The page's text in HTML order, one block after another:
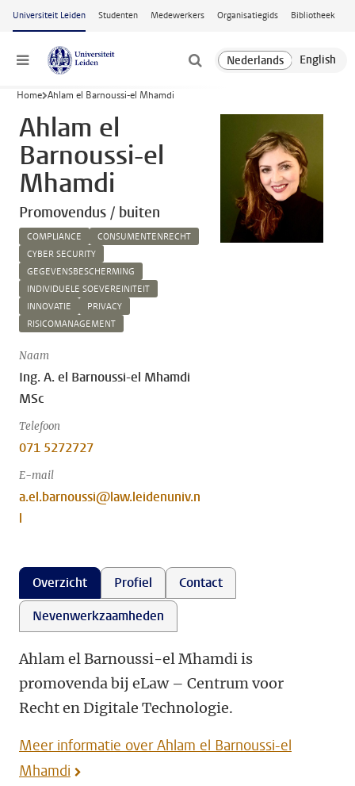
Ga naar hoofdinhoud
Universiteit Leiden Studenten Medewerkers Organisatiegids Bibliotheek
Menu
Home Ahlam el Barnoussi-el Mhamdi
Ahlam el
Barnoussi-el
Mhamdi
Promovendus / buiten
COMPLIANCE
CONSUMENTENRECHT
CYBER SECURITY
GEGEVENSBESCHERMING
INDIVIDUELE SOEVEREINITEIT
INNOVATIE
PRIVACY
RISICOMANAGEMENT
Naam
Ing. A. el Barnoussi-el Mhamdi
MSc
Telefoon
071 5272727
E-mail
a.el.barnoussi@law.leidenuniv.n
l
Overzicht Profiel
Contact
Nevenwerkzaamheden
Ahlam el Barnoussi-el Mhamdi is
promovenda bij eLaw – Centrum voor
Recht en Digitale Technologie.
Meer informatie over Ahlam el Barnoussi-el
Mhamdi